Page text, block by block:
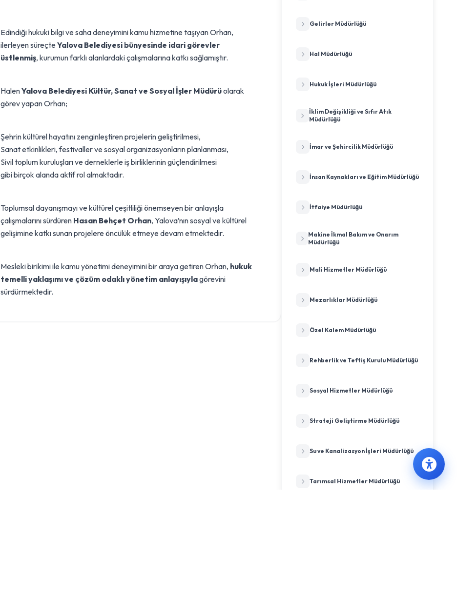
Edindiği hukuki bilgi ve saha deneyimini kamu hizmetine taşıyan Orhan,
ilerleyen süreçte Yalova Belediyesi bünyesinde idari görevler
üstlenmiş, kurumun farklı alanlardaki çalışmalarına katkı sağlamıştır.
HalenYalova Belediyesi Kültür, Sanat ve Sosyal İşler Müdürüolarak
görev yapan Orhan;
Şehrin kültürel hayatını zenginleştiren projelerin geliştirilmesi,
Sanat etkinlikleri, festivaller ve sosyal organizasyonların planlanması,
Sivil toplum kuruluşları ve derneklerle iş birliklerinin güçlendirilmesi
gibi birçok alanda aktif rol almaktadır.
Toplumsal dayanışmayı ve kültürel çeşitliliği önemseyen bir anlayışla
çalışmalarını sürdüren Hasan Behçet Orhan, Yalova’nın sosyal ve kültürel
gelişimine katkı sunan projelere öncülük etmeye devam etmektedir.
Mesleki birikimi ile kamu yönetimi deneyimini bir araya getiren Orhan, hukuk
temelli yaklaşımı ve çözüm odaklı yönetim anlayışıylagörevini
sürdürmektedir.
Gelirler Müdürlüğü
Hal Müdürlüğü
Hukuk İşleri Müdürlüğü
İklim Değişikliği ve Sıfır Atık
Müdürlüğü
İmar ve Şehircilik Müdürlüğü
İnsan Kaynakları ve Eğitim Müdürlüğü
İtfaiye Müdürlüğü
Makine İkmal Bakım ve Onarım
Müdürlüğü
Mali Hizmetler Müdürlüğü
Mezarlıklar Müdürlüğü
Özel Kalem Müdürlüğü
Rehberlik ve Teftiş Kurulu Müdürlüğü
Sosyal Hizmetler Müdürlüğü
Strateji Geliştirme Müdürlüğü
Su ve Kanalizasyon İşleri Müdürlüğü
Tarımsal Hizmetler Müdürlüğü